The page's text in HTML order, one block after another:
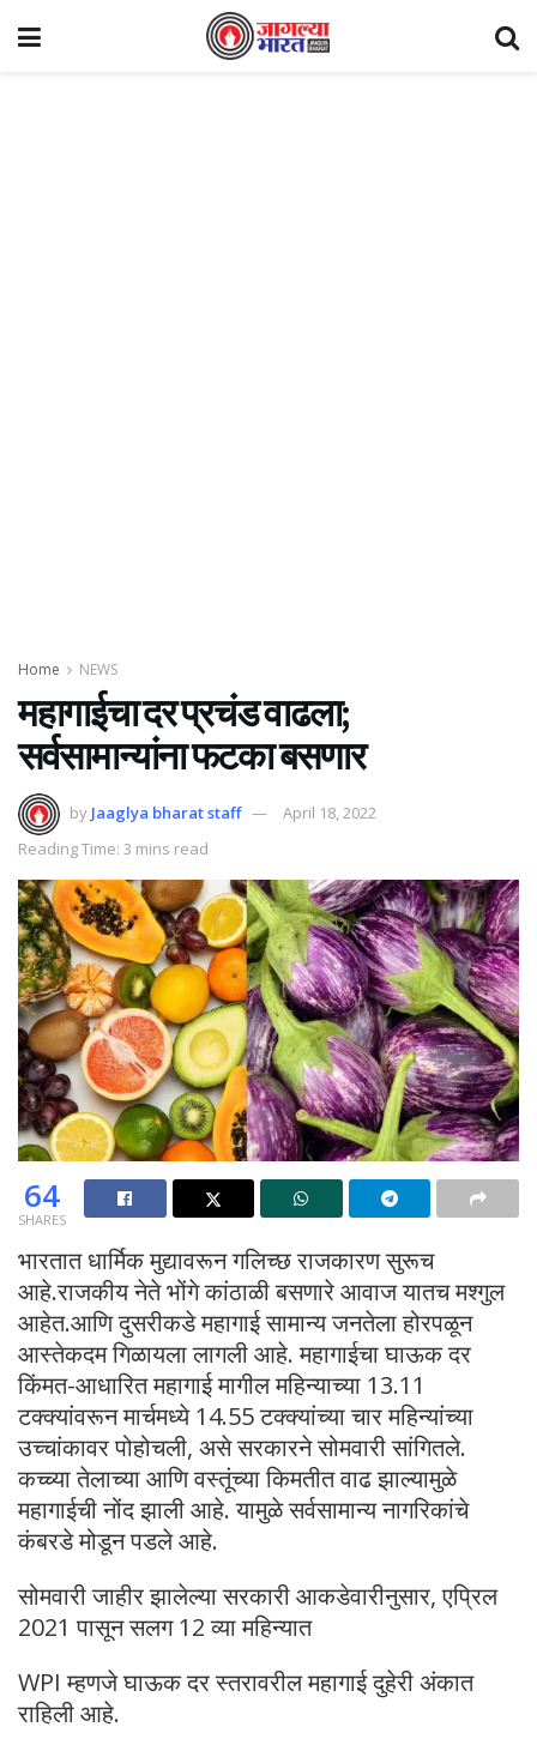
Home NEWS
महागाईचा दर प्रचंड वाढला;
सर्वसामान्यांना फटका बसणार
by Jaaglya bharat staff
April 18, 2022
Reading Time: 3 mins read
64
SHARES
भारतात धार्मिक मुद्यावरून गलिच्छ राजकारण सुरूच
आहे.राजकीय नेते भोंगे कांठाळी बसणारे आवाज यातच मश्गुल
आहेत.आणि दुसरीकडे महागाई सामान्य जनतेला होरपळून
आस्तेकदम गिळायला लागली आहे. महागाईचा घाऊक दर
किंमत-आधारित महागाई मागील महिन्याच्या 13.11
टक्क्यांवरून मार्चमध्ये 14.55 टक्क्यांच्या चार महिन्यांच्या
उच्चांकावर पोहोचली, असे सरकारने सोमवारी सांगितले.
कच्च्या तेलाच्या आणि वस्तूंच्या किमतीत वाढ झाल्यामुळे
महागाईची नोंद झाली आहे. यामुळे सर्वसामान्य नागरिकांचे
कंबरडे मोडून पडले आहे.
सोमवारी जाहीर झालेल्या सरकारी आकडेवारीनुसार, एप्रिल
2021 पासून सलग 12 व्या महिन्यात
WPI म्हणजे घाऊक दर स्तरावरील महागाई दुहेरी अंकात
राहिली आहे.